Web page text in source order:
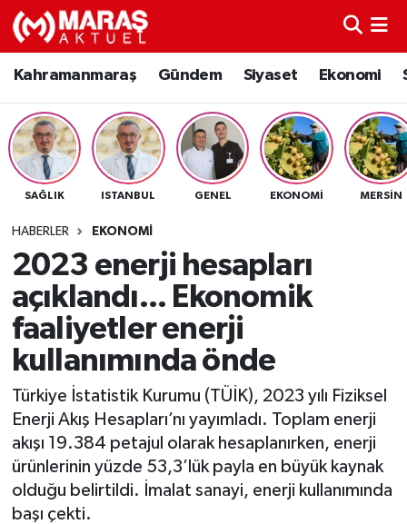
Kahramanmaraş Gündem Siyaset Ekonomi
SAĞLIK ISTANBUL GENEL EKONOMI MERSIN
HABERLER EKONOMI
2023 enerji hesapları
açıklandı... Ekonomik
faaliyetler enerji
kullanımında önde
Türkiye İstatistik Kurumu (TÜİK), 2023 yılı Fiziksel
Enerji Akış Hesapları’nı yayımladı. Toplam enerji
akışı 19.384 petajul olarak hesaplanırken, enerji
ürünlerinin yüzde 53,3’lük payla en büyük kaynak
olduğu belirtildi. İmalat sanayi, enerji kullanımında
başı çekti.
Kahramanmaraş
Gündem
Siyaset
Spor
Sağlık
Teknoloji
Eğitim
Dünya
Kültür Sanat
Nöbetçi Eczaneler
Hava Durumu
Namaz Vakitleri
TFF 3.Lig 4.Grup Puan Durumu ve Fikstür
Tüm Manşetler
Son Dakika Haberleri
Haber Arşivi